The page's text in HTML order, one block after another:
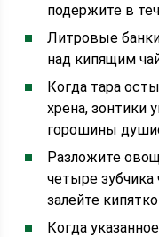
подержите в
Литровые
над кипящим
Когда тара
хрена, зонтики
горошины
Разложите
четыре
залейте
Когда